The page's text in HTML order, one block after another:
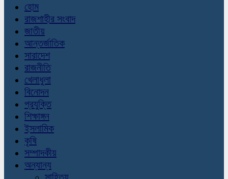
হোম
রাজশাহীর সংবাদ
জাতীয়
আন্তর্জাতিক
সারাদেশ
রাজনীতি
খেলাধুলা
বিনোদন
প্রযুক্তি
শিক্ষাঙ্গন
ইসলামিক
কৃষি
সম্পাদকীয়
অন্যান্য